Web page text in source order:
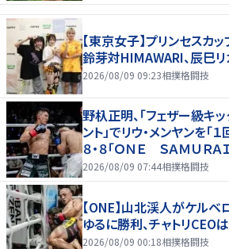
【東京女子】プリンセス
鈴芽対HIMAWARI、辰巳
2026/08/09 09:23相撲格闘技
野杁正明、「フェザー級キ
ント」でリウ・メンヤンを
８・８「ＯＮＥ ＳＡＭＵＲＡ
2026/08/09 07:44相撲格闘技
【ONE】山北渓人がケルベ
ゆるに勝利、チャトリ
2026/08/09 00:18相撲格闘技